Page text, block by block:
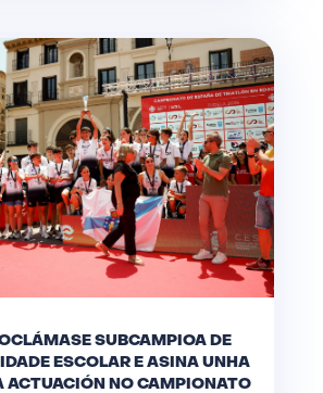
SUBCAMPIOA DE
IDADE ESCOLAR E ASINA UNHA
ACTUACIÓN NO CAMPIONATO